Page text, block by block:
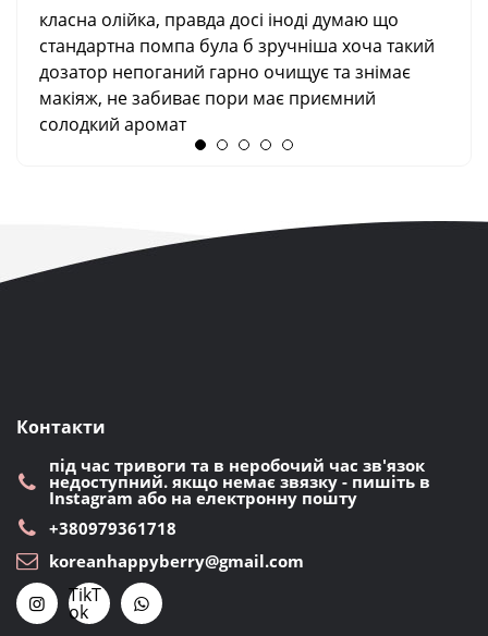
класна олійка, правда досі іноді думаю що
стандартна помпа була б зручніша хоча такий
дозатор непоганий гарно очищує та знімає
макіяж, не забиває пори має приємний
солодкий аромат
Контакти
під час тривоги та в неробочий час зв'язок
недоступний. якщо немає звязку - пишіть в
Instagram або на електронну пошту
+380979361718
koreanhappyberry@gmail.com
TikT
ok